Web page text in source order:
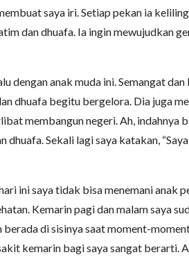
saya iri. Setiap pekan ia
dan dhuafa. Ia ingin mewujudkan
dengan anak muda ini. Semangat
dhuafa begitu bergelora. Dia juga
membangun negeri. Ah, indahnya
dhuafa. Sekali lagi saya katakan,
ini saya tidak bisa menemani anak
Kemarin pagi dan malam saya
berada di sisinya saat moment-
kemarin bagi saya sangat berarti.